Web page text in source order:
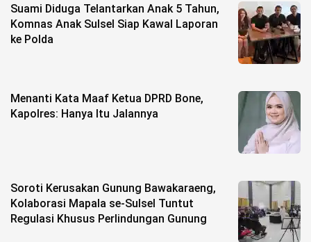
Suami Diduga Telantarkan Anak 5 Tahun,
Komnas Anak Sulsel Siap Kawal Laporan
ke Polda
Menanti Kata Maaf Ketua DPRD Bone,
Kapolres: Hanya Itu Jalannya
Soroti Kerusakan Gunung Bawakaraeng,
Kolaborasi Mapala se-Sulsel Tuntut
Regulasi Khusus Perlindungan Gunung